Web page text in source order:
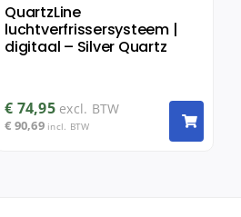
QuartzLine
luchtverfrissersysteem |
digitaal – Silver Quartz
€ 74,95 excl. BTW
€ 90,69 incl. BTW